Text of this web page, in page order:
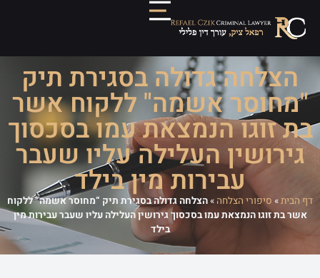
הצלחה גדולה בסגירת תיק
"מחוסר אשמה" ללקוח אשר
בת זוגו הנמצאת עמו בסכסוך
גירושין העלילה עליו שעבר
עבירות מין בילד
דף הבית» סיפורי הצלחה »הצלחה גדולה בסגירת תיק “מחוסר אשמה” ללקוח
אשר בת זוגו הנמצאת עמו בסכסוך גירושין העלילה עליו שעבר עבירות מין
בילד